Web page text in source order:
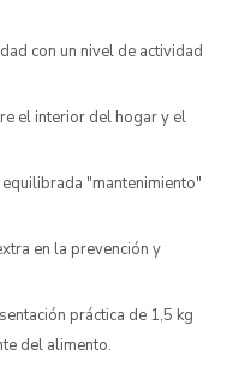
con un nivel de actividad
el interior del hogar y el
"mantenimiento"
en la prevención y
práctica de 1,5 kg
del alimento.